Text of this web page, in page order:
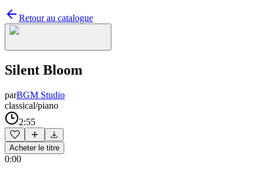
Retour au catalogue
Silent Bloom
parBGM Studio
classical/piano
2:55
Acheter le titre
0:00